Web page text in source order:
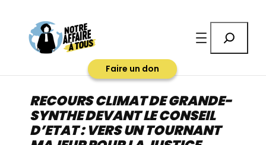
contenu
Faire un don
RECOURS CLIMAT DE GRANDE-
SYNTHE DEVANT LE CONSEIL
D’ETAT : VERS UN TOURNANT